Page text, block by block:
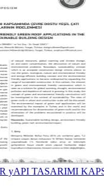
yAPI TASARIMI